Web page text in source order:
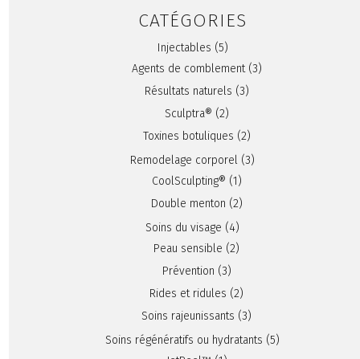
CATÉGORIES
Injectables (5)
Agents de comblement(3)
Résultats naturels (3)
Sculptra® (2)
Toxines botuliques (2)
Remodelage corporel (3)
CoolSculpting® (1)
Double menton (2)
Soins du visage (4)
Peau sensible (2)
Prévention (3)
Rides et ridules (2)
Soins rajeunissants (3)
Soins régénératifs ou hydratants (5)